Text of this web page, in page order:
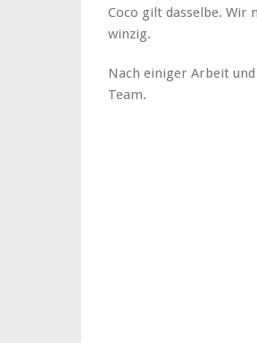
Coco gilt dasselbe. Wir
winzig.
Nach einiger Arbeit
Team.